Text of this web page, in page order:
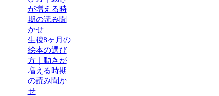
生後8ヶ月の
絵本の選び
方｜動きが
増える時期
の読み聞か
せ